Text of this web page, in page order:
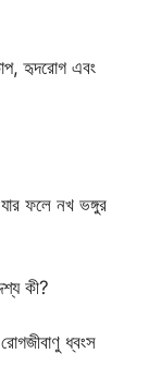
হৃদরোগ এবং
ফলে নখ ভঙ্গুর
কী?
ধ্বংস